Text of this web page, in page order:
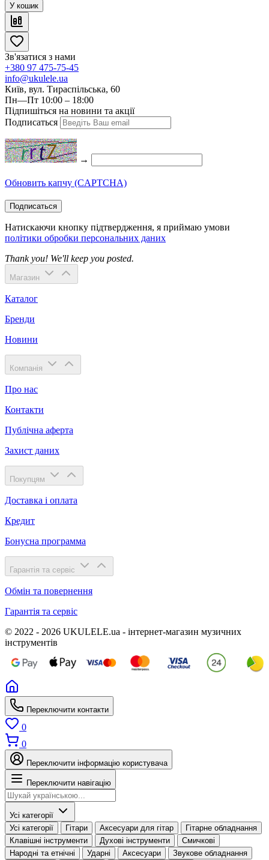
У кошик
Зв'язатися з нами
+380 97 475-75-45
info@ukulele.ua
Київ, вул. Тираспільська, 60
Пн—Пт 10:00 – 18:00
Підпишіться на новини та акції
Подписаться
→
Обновить капчу (CAPTCHA)
Подписаться
Натискаючи кнопку підтвердження, я приймаю умови
політики обробки персональних даних
Thank you! We'll keep you posted.
Магазин
Каталог
Бренди
Новини
Компанія
Про нас
Контакти
Публічна аферта
Захист даних
Покупцям
Доставка і оплата
Кредит
Бонусна программа
Гарантія та сервіс
Обмін та повернення
Гарантія та сервіс
© 2022 - 2026 UKULELE.ua - інтернет-магазин музичних
інструментів
Переключити контакти
0
0
Переключити інформацію користувача
Переключити навігацію
Усі категорії
Усі категорії
Гітари Аксесуари для гітар
Гітарне обладнання
Клавішні інструменти
Духові інструменти
Смичкові
Народні та етнічні
Ударні Аксесуари
Звукове обладнання